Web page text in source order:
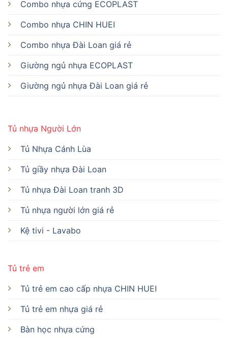
Tủ nhựa Người Lớn
Tủ Nhựa Cánh Lùa
Tủ giầy nhựa Đài Loan
Tủ nhựa Đài Loan tranh 3D
Tủ nhựa người lớn giá rẻ
Kệ tivi - Lavabo
Tủ trẻ em
Tủ trẻ em cao cấp nhựa CHIN HUEI
Tủ trẻ em nhựa giá rẻ
Bàn học nhựa cứng
Combo nhựa cứng ECOPLAST
Combo nhựa CHIN HUEI
Combo nhựa Đài Loan giá rẻ
Giường ngủ nhựa ECOPLAST
Giường ngủ nhựa Đài Loan giá rẻ